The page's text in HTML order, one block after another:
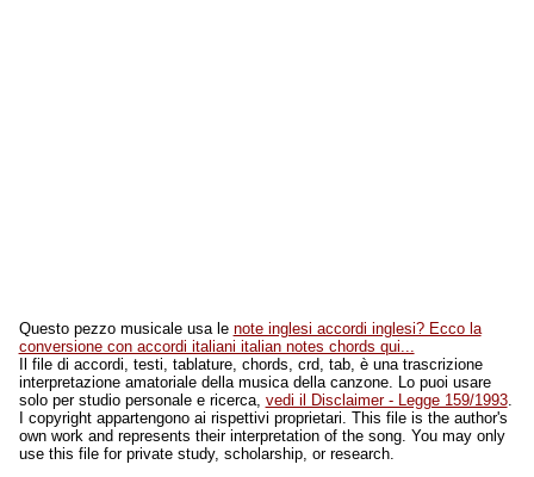
Questo pezzo musicale usa le note inglesi accordi inglesi? Ecco la
conversione con accordi italiani italian notes chords qui...
Il file di accordi, testi, tablature, chords, crd, tab, è una trascrizione
interpretazione amatoriale della musica della canzone. Lo puoi usare
solo per studio personale e ricerca, vedi il Disclaimer - Legge 159/1993.
I copyright appartengono ai rispettivi proprietari. This file is the author's
own work and represents their interpretation of the song. You may only
use this file for private study, scholarship, or research.